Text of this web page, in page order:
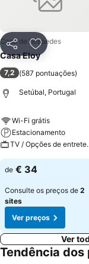
PartilharAdicionar
Casa de hóspedes
Casa Eloy
7,2 (587 pontuações)
Setúbal, Portugal
Wi-Fi grátis
Estacionamento
TV / Opções de
de € 34
Consulte os preços de 2
sites
Ver preços
Ver
Tendência dos